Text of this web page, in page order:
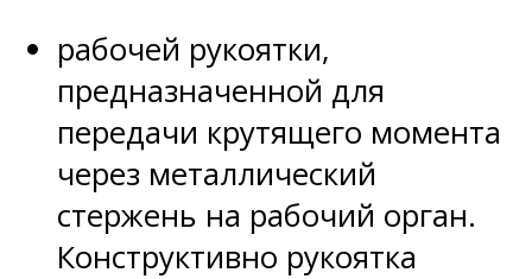
рабочей рукоятки,
предназначенной для
передачи крутящего момента
через металлический
стержень на рабочий орган.
Конструктивно рукоятка